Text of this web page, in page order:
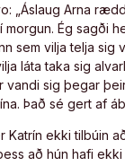
„Áslaug Arna
morgun. Ég sagði
sem vilja telja sig
láta taka sig
vandi sig þegar
Það sé gert af
Katrín ekki tilbúin
að hún hafi